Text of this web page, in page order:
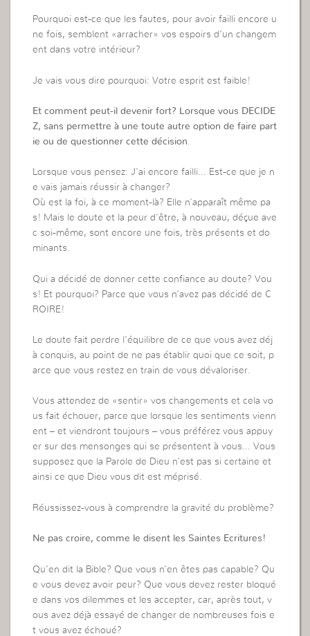
Pourquoi est-ce que les fautes, pour avoir failli encore u
ne fois, semblent «arracher» vos espoirs d’un changem
ent dans votre intérieur?
Je vais vous dire pourquoi: Votre esprit est faible!
Et comment peut-il devenir fort? Lorsque vous DECIDE
Z, sans permettre à une toute autre option de faire part
ie ou de questionner cette décision.
Lorsque vous pensez: J’ai encore failli… Est-ce que je n
e vais jamais réussir à changer?
Où est la foi, à ce moment-là? Elle n’apparaît même pa
s! Mais le doute et la peur d’être, à nouveau, déçue ave
c soi-même, sont encore une fois, très présents et do
minants.
Qui a décidé de donner cette confiance au doute? Vou
s! Et pourquoi? Parce que vous n’avez pas décidé de C
ROIRE!
Le doute fait perdre l’équilibre de ce que vous avez déj
à conquis, au point de ne pas établir quoi que ce soit, p
arce que vous restez en train de vous dévaloriser.
Vous attendez de «sentir» vos changements et cela vo
us fait échouer, parce que lorsque les sentiments vienn
ent – et viendront toujours – vous préférez vous appuy
er sur des mensonges qui se présentent à vous… Vous
supposez que la Parole de Dieu n’est pas si certaine et
ainsi ce que Dieu vous dit est méprisé.
Réussissez-vous à comprendre la gravité du problème?
Ne pas croire, comme le disent les Saintes Ecritures!
Qu’en dit la Bible? Que vous n’en êtes pas capable? Qu
e vous devez avoir peur? Que vous devez rester bloqué
e dans vos dilemmes et les accepter, car, après tout, v
ous avez déjà essayé de changer de nombreuses fois e
t vous avez échoué?